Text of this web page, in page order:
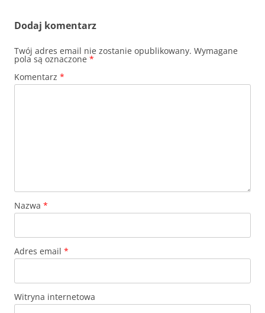
Dodaj komentarz
Twój adres email nie zostanie opublikowany. Wymagane
pola są oznaczone *
Komentarz *
Nazwa *
Adres email *
Witryna internetowa